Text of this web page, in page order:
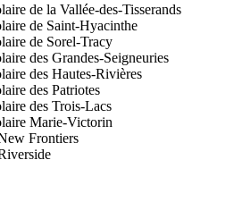
de la Vallée-des-Tisserands
de Saint-Hyacinthe
de Sorel-Tracy
des Grandes-Seigneuries
des Hautes-Rivières
des Patriotes
des Trois-Lacs
Marie-Victorin
Frontiers